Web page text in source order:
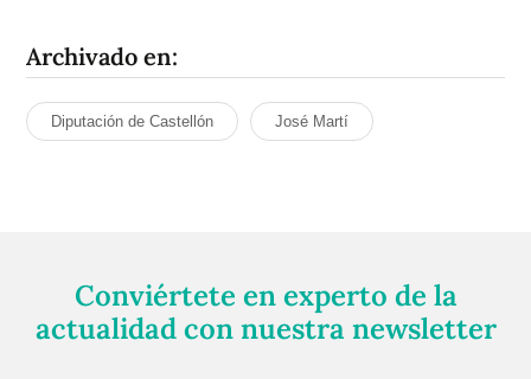
Archivado en:
Diputación de Castellón José Martí
Conviértete en experto de la
actualidad con nuestra newsletter